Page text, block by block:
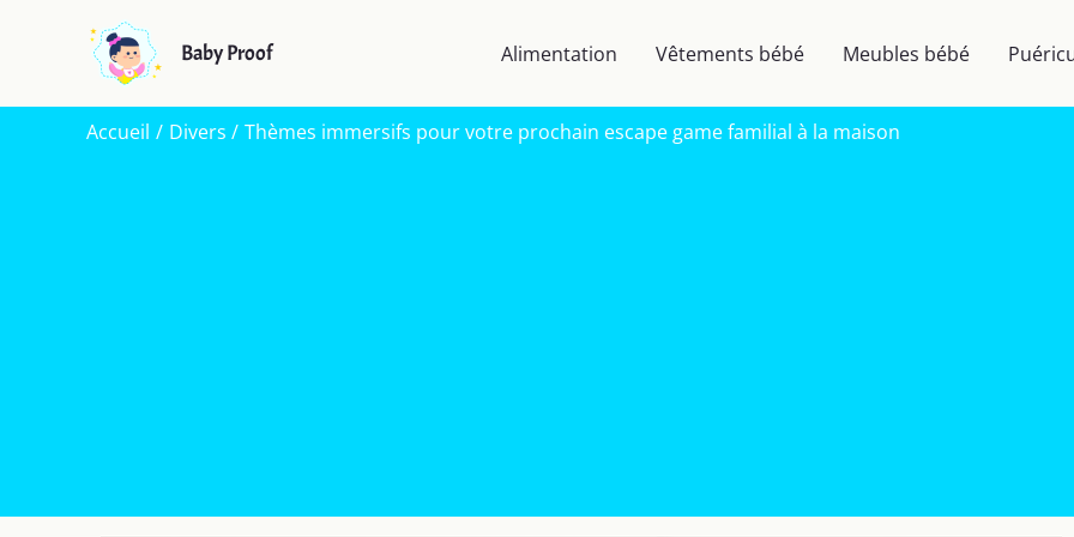
Baby Proof Alimentation Vêtements bébé Meubles bébé
Accueil Divers Thèmes immersifs pour votre prochain escape game familial à la maison